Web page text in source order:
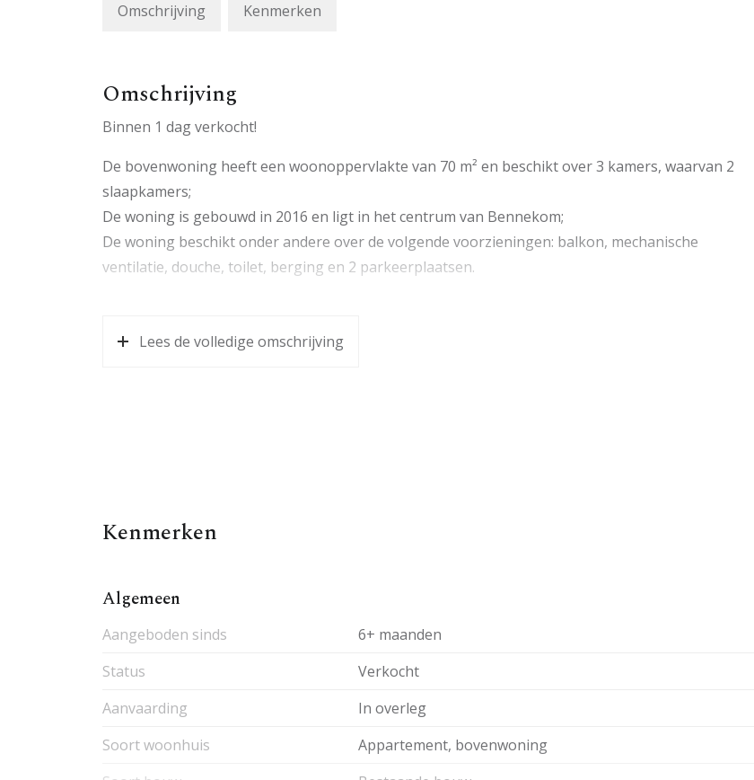
Omschrijving Kenmerken
Omschrijving
Binnen 1 dag verkocht!
De bovenwoning heeft een woonoppervlakte van 70 m² en beschikt over 3 kamers, waarvan 2
slaapkamers;
De woning is gebouwd in 2016 en ligt in het centrum van Bennekom;
De woning beschikt onder andere over de volgende voorzieningen: balkon, mechanische
ventilatie, douche, toilet, berging en 2 parkeerplaatsen.
Lees de volledige omschrijving
Kenmerken
Algemeen
Aangeboden sinds
6+ maanden
Status
Verkocht
Aanvaarding
In overleg
Soort woonhuis
Appartement, bovenwoning